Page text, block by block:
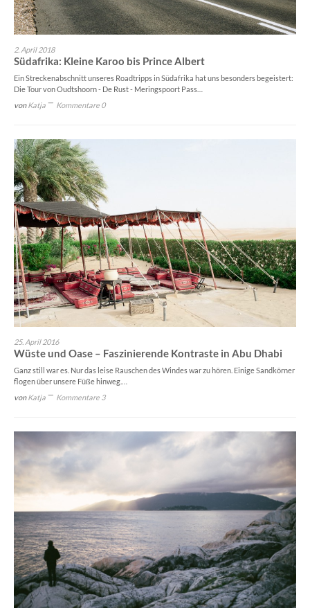
2. April 2018
Südafrika: Kleine Karoo bis Prince Albert
Ein Streckenabschnitt unseres Roadtripps in Südafrika hat uns besonders begeistert:
Die Tour von Oudtshoorn - De Rust - Meringspoort Pass…
vonKatja Kommentare 0
25. April 2016
Wüste und Oase – Faszinierende Kontraste in Abu Dhabi
Ganz still war es. Nur das leise Rauschen des Windes war zu hören. Einige Sandkörner
flogen über unsere Füße hinweg.…
vonKatja Kommentare 3